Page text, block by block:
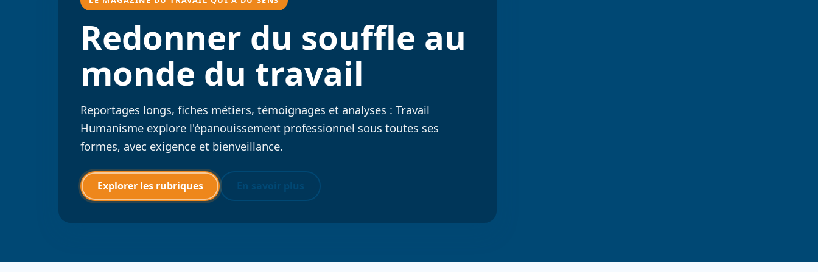
Redonner du souffle au
monde du travail
Reportages longs, fiches métiers, témoignages et analyses : Travail
Humanisme explore l'épanouissement professionnel sous toutes ses
formes, avec exigence et bienveillance.
Explorer les rubriques En savoir plus